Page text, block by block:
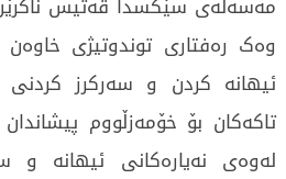
وەک رەفتاری توندوتیژی
ئیهانە کردن و سەرکرز کردنی
تاکەکان بۆ خۆمەزڵووم
لەوەی نەیارەکانی ئیهانە و